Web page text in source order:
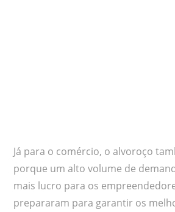
Já para o comércio, o alvoroço
porque um alto volume de
mais lucro para os
prepararam para garantir os